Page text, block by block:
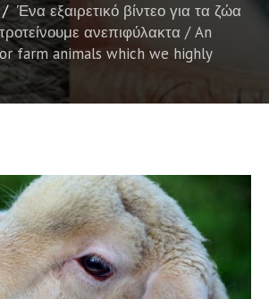
/ Ένα εξαιρετικό βίντεο για τα ζώα
ανεπιφύλακτα / An
farm animals which we highly